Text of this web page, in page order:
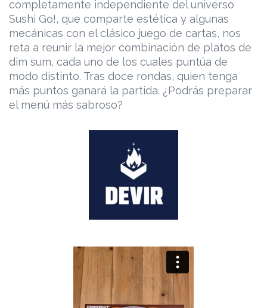
completamente independiente del universo
Sushi Go!, que comparte estética y algunas
mecánicas con el clásico juego de cartas, nos
reta a reunir la mejor combinación de platos de
dim sum, cada uno de los cuales puntúa de
modo distinto. Tras doce rondas, quien tenga
más puntos ganará la partida. ¿Podrás preparar
el menú más sabroso?